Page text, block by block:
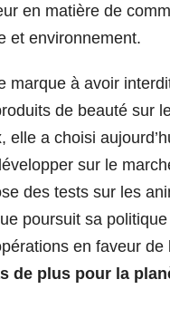
en matière de
et environnement.
marque à avoir
de beauté sur
elle a choisi
sur le
des tests sur les
poursuit sa
en faveur de
de plus pour la